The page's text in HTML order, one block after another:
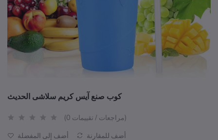
كوب صنع آيس كريم سلاشى الحديث
(0 مراجعات / تقييمات)
أضف إلى المفضلة أضف للمقارنة